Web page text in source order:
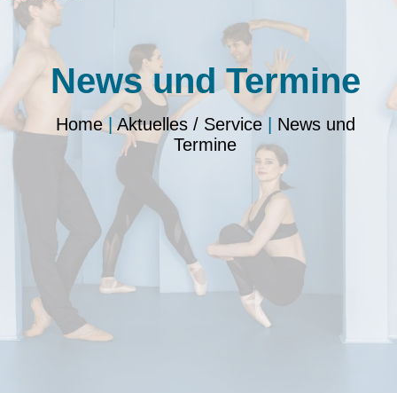
News und Termine
Home|Aktuelles / Service| News und
Termine